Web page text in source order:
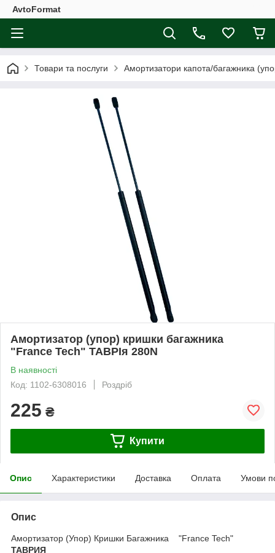
AvtoFormat
Товари та послуги Амортизатори капота/багажника
Амортизатор (упор) кришки багажника
"France Tech" ТАВРІя 280N
В наявності
Код: 1102-6308016
Роздріб
225 ₴
Купити
Опис Характеристики Доставка Оплата Умови
Опис
Амортизатор (Упор) Кришки Багажника "France Tech"
ТАВРИЯ